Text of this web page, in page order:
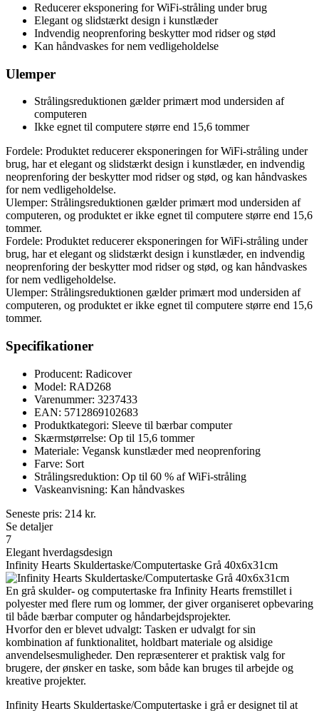
Reducerer eksponering for WiFi-stråling under brug
Elegant og slidstærkt design i kunstlæder
Indvendig neoprenforing beskytter mod ridser og stød
Kan håndvaskes for nem vedligeholdelse
Ulemper
Strålingsreduktionen gælder primært mod undersiden af
computeren
Ikke egnet til computere større end 15,6 tommer
Fordele: Produktet reducerer eksponeringen for WiFi-stråling under
brug, har et elegant og slidstærkt design i kunstlæder, en indvendig
neoprenforing der beskytter mod ridser og stød, og kan håndvaskes
for nem vedligeholdelse.
Ulemper: Strålingsreduktionen gælder primært mod undersiden af
computeren, og produktet er ikke egnet til computere større end 15,6
tommer.
Fordele: Produktet reducerer eksponeringen for WiFi-stråling under
brug, har et elegant og slidstærkt design i kunstlæder, en indvendig
neoprenforing der beskytter mod ridser og stød, og kan håndvaskes
for nem vedligeholdelse.
Ulemper: Strålingsreduktionen gælder primært mod undersiden af
computeren, og produktet er ikke egnet til computere større end 15,6
tommer.
Specifikationer
Producent: Radicover
Model: RAD268
Varenummer: 3237433
EAN: 5712869102683
Produktkategori: Sleeve til bærbar computer
Skærmstørrelse: Op til 15,6 tommer
Materiale: Vegansk kunstlæder med neoprenforing
Farve: Sort
Strålingsreduktion: Op til 60 % af WiFi-stråling
Vaskeanvisning: Kan håndvaskes
Seneste pris: 214 kr.
Se detaljer
7
Elegant hverdagsdesign
Infinity Hearts Skuldertaske/Computertaske Grå 40x6x31cm
En grå skulder- og computertaske fra Infinity Hearts fremstillet i
polyester med flere rum og lommer, der giver organiseret opbevaring
til både bærbar computer og håndarbejdsprojekter.
Hvorfor den er blevet udvalgt: Tasken er udvalgt for sin
kombination af funktionalitet, holdbart materiale og alsidige
anvendelsesmuligheder. Den repræsenterer et praktisk valg for
brugere, der ønsker en taske, som både kan bruges til arbejde og
kreative projekter.
Infinity Hearts Skuldertaske/Computertaske i grå er designet til at